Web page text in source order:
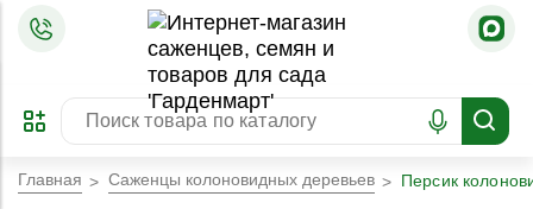
ПРЕДЗАКАЗ
ЗАБРОНИРОВАТЬ
ЛУЧШЕЕ
Главная Саженцы колоновидных деревьев Персик